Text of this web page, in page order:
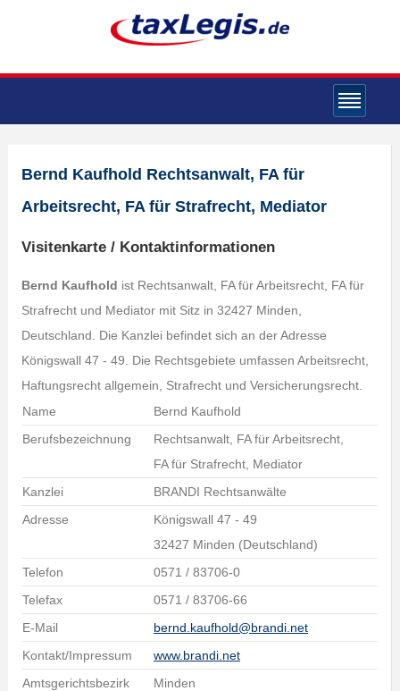
Bernd Kaufhold Rechtsanwalt, FA für
Arbeitsrecht, FA für Strafrecht, Mediator
Visitenkarte / Kontaktinformationen
Bernd Kaufhold ist Rechtsanwalt, FA für Arbeitsrecht, FA für
Strafrecht und Mediator mit Sitz in 32427 Minden,
Deutschland. Die Kanzlei befindet sich an der Adresse
Königswall 47 - 49. Die Rechtsgebiete umfassen Arbeitsrecht,
Haftungsrecht allgemein, Strafrecht und Versicherungsrecht.
Name
Bernd Kaufhold
Berufsbezeichnung
Rechtsanwalt, FA für Arbeitsrecht,
FA für Strafrecht, Mediator
Kanzlei
BRANDI Rechtsanwälte
Adresse
Königswall 47 - 49
32427 Minden (Deutschland)
Telefon
0571 / 83706-0
Telefax
0571 / 83706-66
E-Mail
bernd.kaufhold@brandi.net
Kontakt/Impressum
www.brandi.net
Amtsgerichtsbezirk
Minden